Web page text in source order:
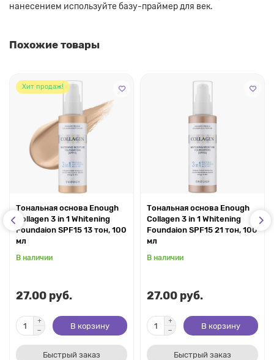
нанесением используйте базу-праймер для век.
Похожие товары
Хит продаж!
Тональная основа Enough
Collagen 3 in 1 Whitening
Foundaion SPF15 13 тон, 100
мл
В наличии
27.00 руб.
В корзину
Быстрый заказ
Тональная основа Enough
Collagen 3 in 1 Whitening
Foundaion SPF15 21 тон, 100
мл
В наличии
27.00 руб.
В корзину
Быстрый заказ